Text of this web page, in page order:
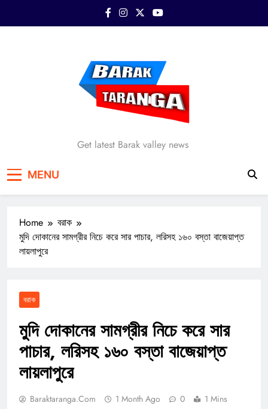
Barak Taranga
Get latest Barak valley news
MENU
Home
বরাক
মুদি দোকানের সামগ্রীর নিচে করে সার পাচার, লরিসহ ১৬০ বস্তা বাজেয়াপ্ত
লায়লাপুরে
বরাক
মুদি দোকানের সামগ্রীর নিচে করে সার
পাচার, লরিসহ ১৬০ বস্তা বাজেয়াপ্ত
লায়লাপুরে
Baraktaranga.com 1 Month Ago 0 1 Mins